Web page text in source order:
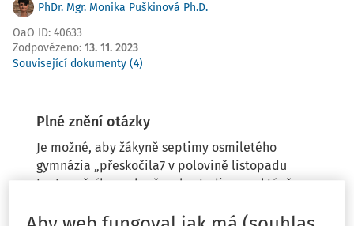
PhDr. Mgr. Monika Puškinová Ph.D.
OaO ID: 40633
Zodpovězeno: 13. 11. 2023
Související dokumenty (4)
Plné znění otázky
Je možné, aby žákyně septimy osmiletého
gymnázia „přeskočila7 v polovině listopadu
tento ročník a pokračovala studiem v oktávě a
podmínek?